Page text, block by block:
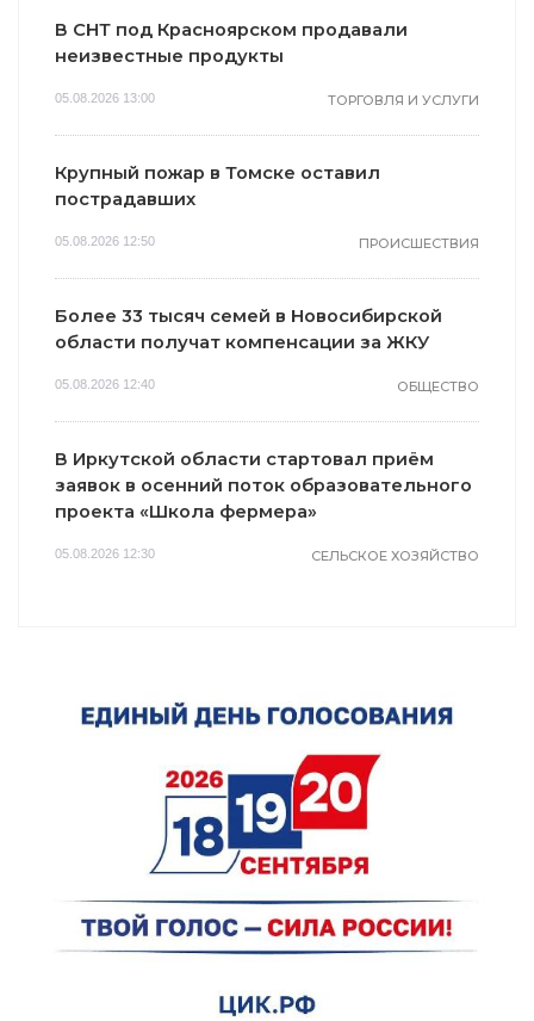
В СНТ под Красноярском продавали
неизвестные продукты
05.08.2026 13:00 ТОРГОВЛЯ И УСЛУГИ
Крупный пожар в Томске оставил
пострадавших
05.08.2026 12:50 ПРОИСШЕСТВИЯ
Более 33 тысяч семей в Новосибирской
области получат компенсации за ЖКУ
05.08.2026 12:40 ОБЩЕСТВО
В Иркутской области стартовал приём
заявок в осенний поток образовательного
проекта «Школа фермера»
05.08.2026 12:30 СЕЛЬСКОЕ ХОЗЯЙСТВО